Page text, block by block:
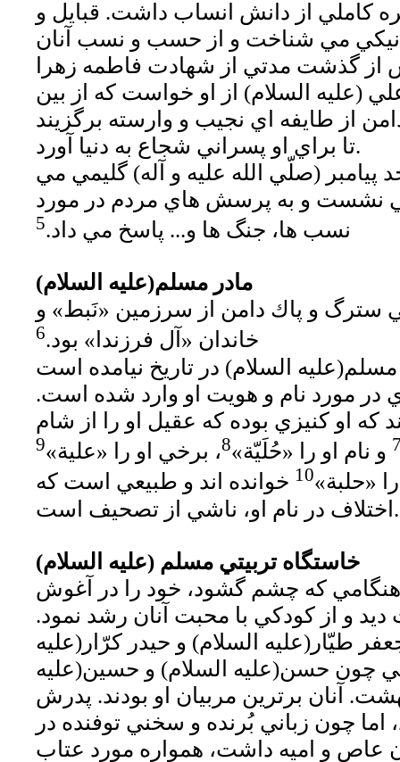
كاملي از دانش انساب داشت. قبايل و
نيكي مي شناخت و از حسب و نسب آنان
از گذشت مدتي از شهادت فاطمه زهرا
(عليه السلام) از او خواست كه از بين
از طايفه اي نجيب و وارسته برگزيند
تا براي او پسراني شجاع به دنيا آورد.
پيامبر (صلّي الله عليه و آله) گليمي مي
نشست و به پرسش هاي مردم در مورد
نسب ها، جنگ ها و... پاسخ مي داد.5
مادر مسلم(عليه السلام)
سترگ و پاك دامن از سرزمين «نَبط» و
خاندان «آل فرزندا» بود.6
السلام) در تاريخ نيامده است
در مورد نام و هويت او وارد شده است.
كه او كنيزي بوده كه عقيل او را از شام
و نام او را «حُلَيّة»8، برخي او را «علية»9
«حلبة»10 خوانده اند و طبيعي است كه
اختلاف در نام او، ناشي از تصحيف است.
خاستگاه تربيتي مسلم (عليه السلام)
هنگامي كه چشم گشود، خود را در آغوش
و از كودكي با محبت آنان رشد نمود.
طيّار(عليه السلام) و حيدر كرّار(عليه
چون حسن(عليه السلام) و حسين(عليه
آنان برترين مربيان او بودند. پدرش
چون زباني بُرنده و سخني توفنده در
عاص و اميه داشت، همواره مورد عتاب